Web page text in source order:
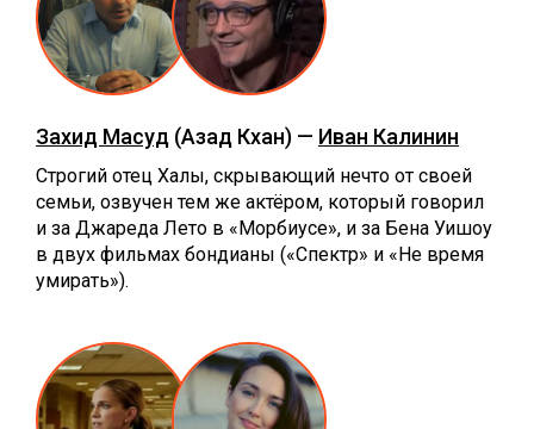
Захид Масуд (Азад Кхан) — Иван Калинин
Строгий отец Халы, скрывающий нечто от своей
семьи, озвучен тем же актёром, который говорил
и за Джареда Лето в «Морбиусе», и за Бена Уишоу
в двух фильмах бондианы («Спектр» и «Не время
умирать»).